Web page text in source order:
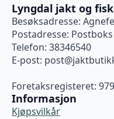
Lyngdal jakt og
Besøksadresse:
Postadresse:
Telefon: 38346540
E-post:
Foretaksregisteret:
Informasjon
Kjøpsvilkår